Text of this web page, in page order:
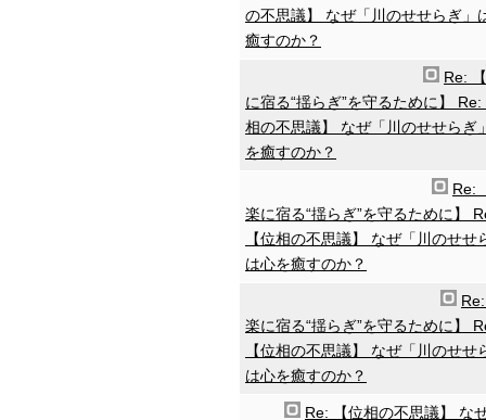
の不思議】 なぜ「川のせせらぎ」
癒すのか？
Re:
に宿る“揺らぎ”を守るために】 Re:
相の不思議】 なぜ「川のせせらぎ
を癒すのか？
Re:
楽に宿る“揺らぎ”を守るために】
【位相の不思議】 なぜ「川のせせ
は心を癒すのか？
楽に宿る“揺らぎ”を守るために】
【位相の不思議】 なぜ「川のせせ
は心を癒すのか？
Re: 【位相の不思議】 な